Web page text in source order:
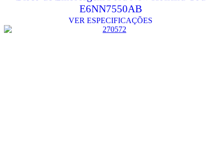
E6NN7550AB
VER ESPECIFICAÇÕES